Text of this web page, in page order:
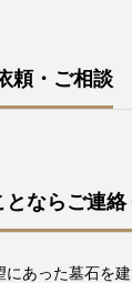
頼・ご相談
とならご連
あった墓石を